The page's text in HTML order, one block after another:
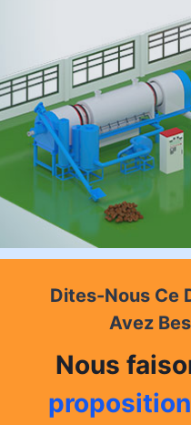
Dites-Nous Ce
Avez
Nous